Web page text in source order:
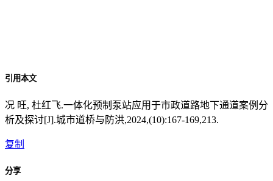
引用本文
况 旺, 杜红飞.一体化预制泵站应用于市政道路地下通道案例分
析及探讨[J].城市道桥与防洪,2024,(10):167-169,213.
复制
分享